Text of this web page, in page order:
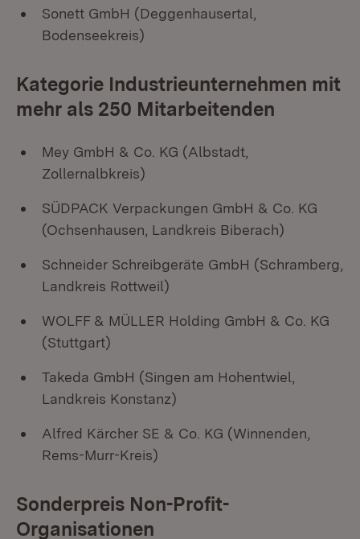
Sonett GmbH (Deggenhausertal,
Bodenseekreis)
Kategorie Industrieunternehmen mit
mehr als 250 Mitarbeitenden
Mey GmbH & Co. KG (Albstadt,
Zollernalbkreis)
SÜDPACK Verpackungen GmbH & Co. KG
(Ochsenhausen, Landkreis Biberach)
Schneider Schreibgeräte GmbH (Schramberg,
Landkreis Rottweil)
WOLFF & MÜLLER Holding GmbH & Co. KG
(Stuttgart)
Takeda GmbH (Singen am Hohentwiel,
Landkreis Konstanz)
Alfred Kärcher SE & Co. KG (Winnenden,
Rems-Murr-Kreis)
Sonderpreis Non-Profit-
Organisationen